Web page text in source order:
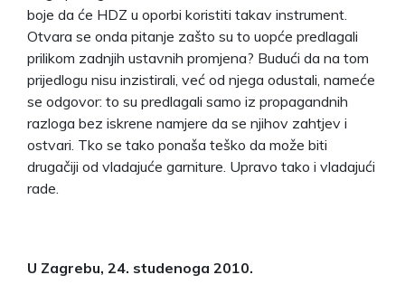
boje da će HDZ u oporbi koristiti takav instrument.
Otvara se onda pitanje zašto su to uopće predlagali
prilikom zadnjih ustavnih promjena? Budući da na tom
prijedlogu nisu inzistirali, već od njega odustali, nameće
se odgovor: to su predlagali samo iz propagandnih
razloga bez iskrene namjere da se njihov zahtjev i
ostvari. Tko se tako ponaša teško da može biti
drugačiji od vladajuće garniture. Upravo tako i vladajući
rade.
U Zagrebu, 24. studenoga 2010.